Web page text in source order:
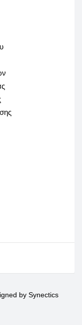
by Synectics